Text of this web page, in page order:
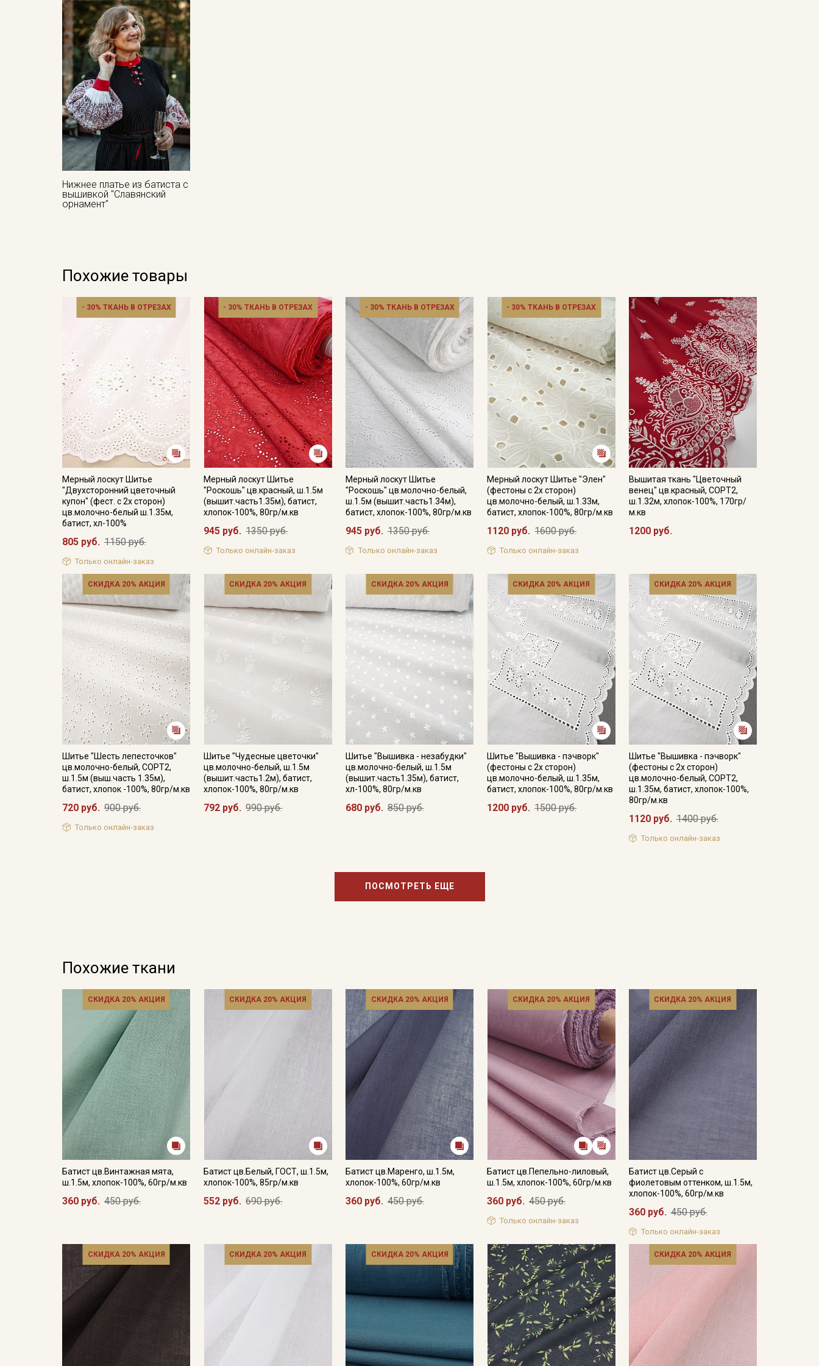
Нижнее платье из батиста с
вышивкой "Славянский
орнамент"
Похожие товары
- 30% ТКАНЬ В ОТРЕЗАХ
Мерный лоскут Шитье
"Двухсторонний цветочный
купон" (фест. с 2х сторон)
цв.молочно-белый ш.1.35м,
батист, хл-100%
805 руб. 1150 руб.
Только онлайн-заказ
- 30% ТКАНЬ В ОТРЕЗАХ
Мерный лоскут Шитье
"Роскошь" цв.красный, ш.1.5м
(вышит.часть1.35м), батист,
хлопок-100%, 80гр/м.кв
945 руб. 1350 руб.
Только онлайн-заказ
- 30% ТКАНЬ В ОТРЕЗАХ
Мерный лоскут Шитье
"Роскошь" цв.молочно-белый,
ш.1.5м (вышит.часть1.34м),
батист, хлопок-100%, 80гр/м.кв
945 руб. 1350 руб.
Только онлайн-заказ
- 30% ТКАНЬ В ОТРЕЗАХ
Мерный лоскут Шитье "Элен"
(фестоны с 2х сторон)
цв.молочно-белый, ш.1.33м,
батист, хлопок-100%, 80гр/м.кв
1120 руб. 1600 руб.
Только онлайн-заказ
Вышитая ткань "Цветочный
венец" цв.красный, СОРТ2,
ш.1.32м, хлопок-100%, 170гр/
м.кв
1200 руб.
СКИДКА 20% АКЦИЯ
Шитье "Шесть лепесточков"
цв.молочно-белый, СОРТ2,
ш.1.5м (выш.часть 1.35м),
батист, хлопок -100%, 80гр/м.кв
720 руб. 900 руб.
Только онлайн-заказ
СКИДКА 20% АКЦИЯ
Шитье "Чудесные цветочки"
цв.молочно-белый, ш.1.5м
(вышит.часть1.2м), батист,
хлопок-100%, 80гр/м.кв
792 руб. 990 руб.
СКИДКА 20% АКЦИЯ
Шитье "Вышивка - незабудки"
цв.молочно-белый, ш.1.5м
(вышит.часть1.35м), батист,
хл-100%, 80гр/м.кв
680 руб. 850 руб.
СКИДКА 20% АКЦИЯ
Шитье "Вышивка - пэчворк"
(фестоны с 2х сторон)
цв.молочно-белый, ш.1.35м,
батист, хлопок-100%, 80гр/м.кв
1200 руб. 1500 руб.
СКИДКА 20% АКЦИЯ
Шитье "Вышивка - пэчворк"
(фестоны с 2х сторон)
цв.молочно-белый, СОРТ2,
ш.1.35м, батист, хлопок-100%,
80гр/м.кв
1120 руб. 1400 руб.
Только онлайн-заказ
ПОСМОТРЕТЬ ЕЩЕ
Похожие ткани
СКИДКА 20% АКЦИЯ
Батист цв.Винтажная мята,
ш.1.5м, хлопок-100%, 60гр/м.кв
360 руб. 450 руб.
СКИДКА 20% АКЦИЯ
Батист цв.Белый, ГОСТ, ш.1.5м,
хлопок-100%, 85гр/м.кв
552 руб. 690 руб.
СКИДКА 20% АКЦИЯ
Батист цв.Маренго, ш.1.5м,
хлопок-100%, 60гр/м.кв
360 руб. 450 руб.
СКИДКА 20% АКЦИЯ
Батист цв.Пепельно-лиловый,
ш.1.5м, хлопок-100%, 60гр/м.кв
360 руб. 450 руб.
Только онлайн-заказ
СКИДКА 20% АКЦИЯ
Батист цв.Серый с
фиолетовым оттенком, ш.1.5м,
хлопок-100%, 60гр/м.кв
360 руб. 450 руб.
Только онлайн-заказ
СКИДКА 20% АКЦИЯ СКИДКА 20% АКЦИЯ СКИДКА 20% АКЦИЯ СКИДКА 20% АКЦИЯ
Секретная рассылка от
Купава
Мы публикуем здесь дополнительные
промокоды и скидки до 30% на узкие
категории тканей
Электронная почта
Подписаться
Ознакомлен(а) с
Политикой обработки персональных
и даю
Согласие на обработку персональных
данных
Согласие на получение рекламных и
информационных рассылок